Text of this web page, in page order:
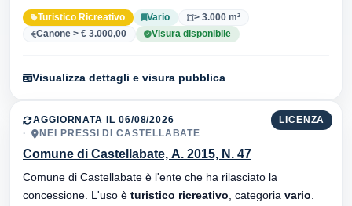
Turistico Ricreativo Vario
> 3.000 m²
Canone > € 3.000,00
Visura disponibile
Visualizza dettagli e visura pubblica
LICENZA
AGGIORNATA IL 06/08/2026
NEI PRESSI DI CASTELLABATE
Comune di Castellabate, A. 2015, N. 47
Comune di Castellabate è l'ente che ha rilasciato la
concessione. L'uso è turistico ricreativo , categoria vario